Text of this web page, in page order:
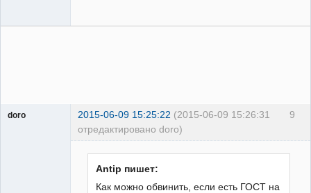
9
doro 2015-06-09 15:25:22 (2015-06-09 15:26:31
отредактировано doro)
Antip пишет:
Как можно обвинить, если есть ГОСТ на